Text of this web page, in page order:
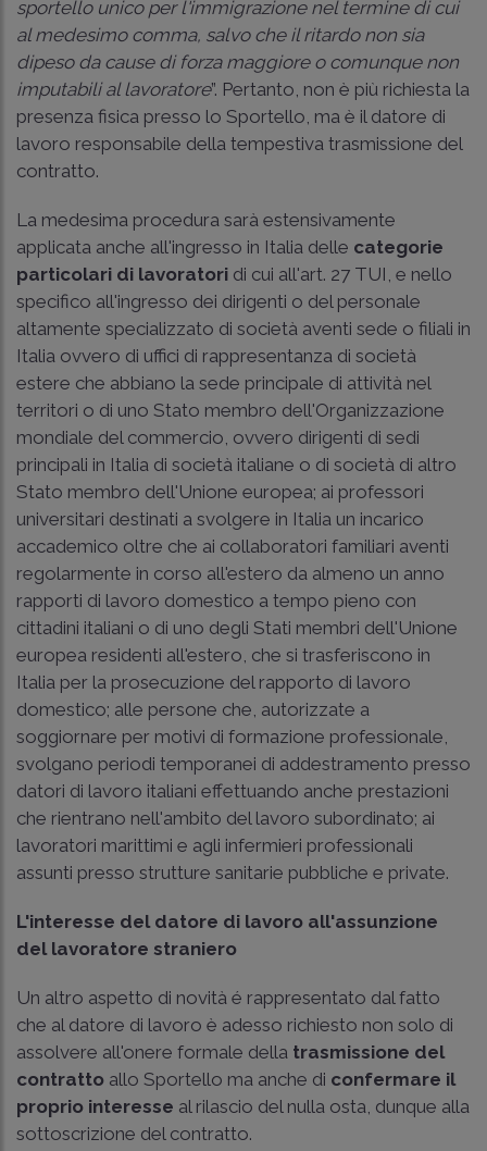
sportello unico per l'immigrazione nel termine di cui
al medesimo comma, salvo che il ritardo non sia
dipeso da cause di forza maggiore o comunque non
imputabili al lavoratore”. Pertanto, non è più richiesta la
presenza fisica presso lo Sportello, ma è il datore di
lavoro responsabile della tempestiva trasmissione del
contratto.
La medesima procedura sarà estensivamente
applicata anche all'ingresso in Italia delle categorie
particolari di lavoratori di cui all'art. 27 TUI, e nello
specifico all'ingresso dei dirigenti o del personale
altamente specializzato di società aventi sede o filiali in
Italia ovvero di uffici di rappresentanza di società
estere che abbiano la sede principale di attività nel
territori o di uno Stato membro dell'Organizzazione
mondiale del commercio, ovvero dirigenti di sedi
principali in Italia di società italiane o di società di altro
Stato membro dell'Unione europea; ai professori
universitari destinati a svolgere in Italia un incarico
accademico oltre che ai collaboratori familiari aventi
regolarmente in corso all'estero da almeno un anno
rapporti di lavoro domestico a tempo pieno con
cittadini italiani o di uno degli Stati membri dell'Unione
europea residenti all'estero, che si trasferiscono in
Italia per la prosecuzione del rapporto di lavoro
domestico; alle persone che, autorizzate a
soggiornare per motivi di formazione professionale,
svolgano periodi temporanei di addestramento presso
datori di lavoro italiani effettuando anche prestazioni
che rientrano nell'ambito del lavoro subordinato; ai
lavoratori marittimi e agli infermieri professionali
assunti presso strutture sanitarie pubbliche e private.
L'interesse del datore di lavoro all'assunzione
del lavoratore straniero
Un altro aspetto di novità é rappresentato dal fatto
che al datore di lavoro è adesso richiesto non solo di
assolvere all'onere formale della trasmissione del
contratto allo Sportello ma anche di confermare il
proprio interesse al rilascio del nulla osta, dunque alla
sottoscrizione del contratto.